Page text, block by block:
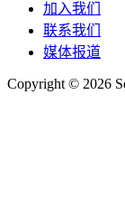
加入我们
联系我们
媒体报道
Copyright © 2026